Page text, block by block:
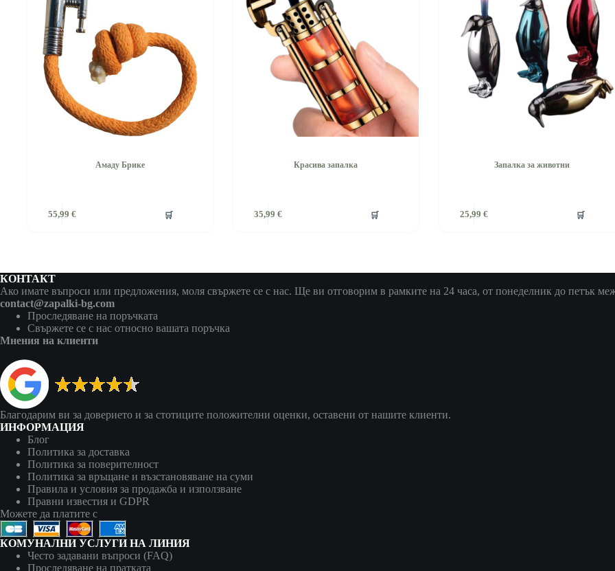
Амаду Брике
55,99 € 🛒
Красива запалка
35,99 € 🛒
Запалка за животни
25,99 € 🛒
КОНТАКТ
Ако имате въпроси или предложения, моля свържете се с нас. Ще ви отговорим в рамките на 24 часа, от понеделник до петък
contact@zapalki-bg.com
Проследяване на поръчката
Свържете се с нас относно вашата поръчка
Мнения на клиенти
Благодарим ви за доверието и за стотиците положителни оценки, оставени от нашите клиенти.
ИНФОРМАЦИЯ
Блог
Политика за доставка
Политика за поверителност
Политика за връщане и възстановяване на суми
Правила и условия за продажба и използване
Правни известия и GDPR
Можете да платите с
КОМУНАЛНИ УСЛУГИ НА ЛИНИЯ
Често задавани въпроси (FAQ)
Проследяване на пратката